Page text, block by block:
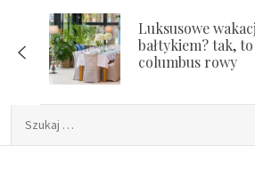
content
Luksusowe
bałtykiem? tak,
columbus rowy